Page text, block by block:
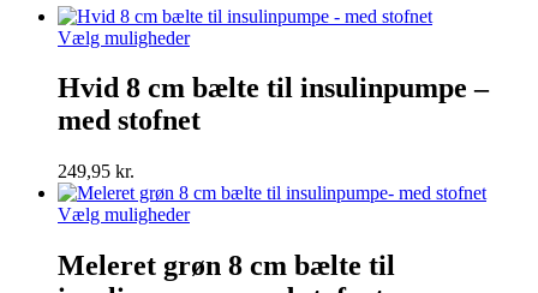
på
varesiden
Vælg mulighederDette
har
flere
varianter.
vælges
på
Hvid 8 cm bælte til insulinpumpe –
med stofnet
249,95 kr.
Vælg mulighederDette
har
flere
Meleret grøn 8 cm bælte til